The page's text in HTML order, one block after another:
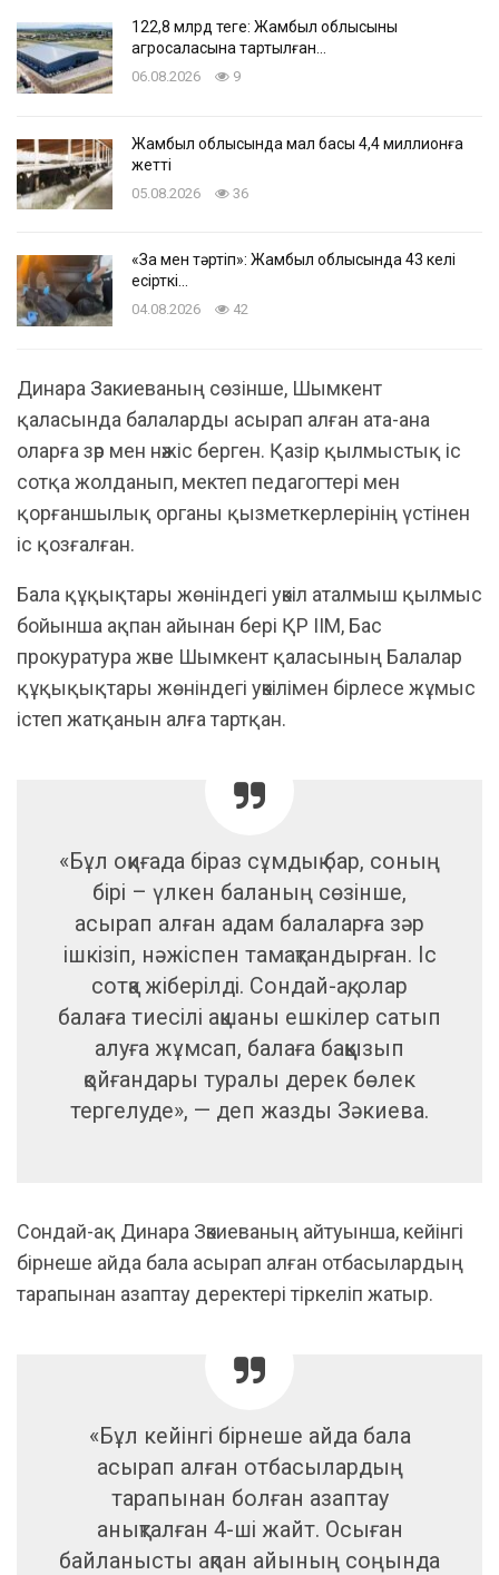
122,8 млрд теңге: Жамбыл облысының
агросаласына тартылған…
06.08.2026 9
Жамбыл облысында мал басы 4,4 миллионға
жетті
05.08.2026 36
«Заң мен тәртіп»: Жамбыл облысында 43 келі
есірткі…
04.08.2026 42
Динара Закиеваның сөзінше, Шымкент
қаласында балаларды асырап алған ата-ана
оларға зәр мен нәжіс берген. Қазір қылмыстық іс
сотқа жолданып, мектеп педагогтері мен
қорғаншылық органы қызметкерлерінің үстінен
іс қозғалған.
Бала құқықтары жөніндегі уәкіл аталмыш қылмыс
бойынша ақпан айынан бері ҚР ІІМ, Бас
прокуратура және Шымкент қаласының Балалар
құқықықтары жөніндегі уәкілімен бірлесе жұмыс
істеп жатқанын алға тартқан.
«Бұл оқиғада біраз сұмдық бар, соның
бірі – үлкен баланың сөзінше,
асырап алған адам балаларға зәр
ішкізіп, нәжіспен тамақтандырған. Іс
сотқа жіберілді. Сондай-ақ, олар
балаға тиесілі ақшаны ешкілер сатып
алуға жұмсап, балаға баққызып
қойғандары туралы дерек бөлек
тергелуде», — деп жазды Зәкиева.
Сондай-ақ Динара Зәкиеваның айтуынша, кейінгі
бірнеше айда бала асырап алған отбасылардың
тарапынан азаптау деректері тіркеліп жатыр.
«Бұл кейінгі бірнеше айда бала
асырап алған отбасылардың
тарапынан болған азаптау
анықталған 4-ші жайт. Осыған
байланысты ақпан айының соңында